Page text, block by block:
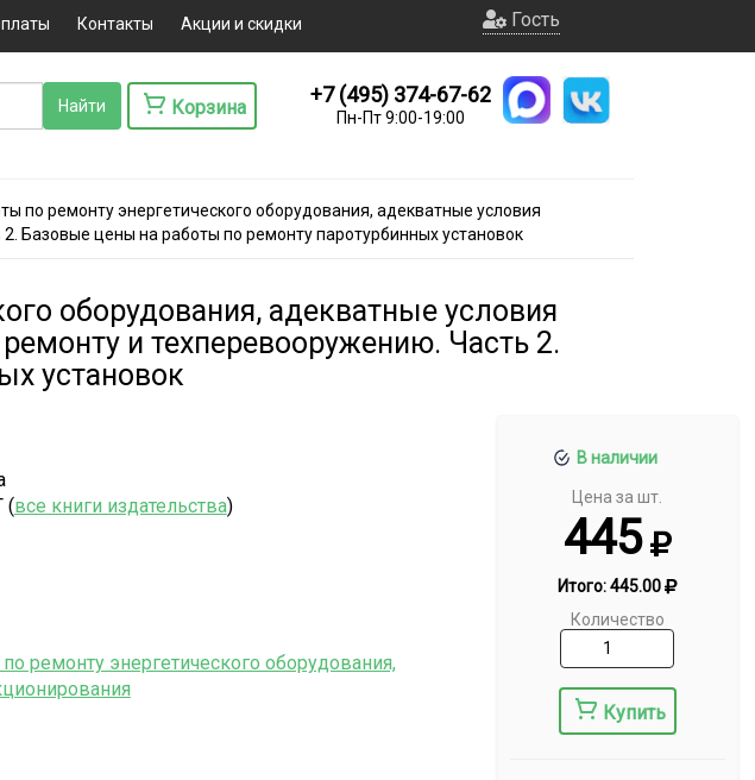
Контакты Акции и скидки Гость
Корзина
+7 (495) 374-67-62
Пн-Пт 9:00-19:00
по ремонту энергетического оборудования, адекватные условия
Базовые цены на работы по ремонту паротурбинных установок
оборудования, адекватные условия
и техперевооружению. Часть 2.
установок
В наличии
Цена за шт.
445
Итого:445.00
Количество
Купить
(все книги издательства)
ремонту энергетического оборудования,